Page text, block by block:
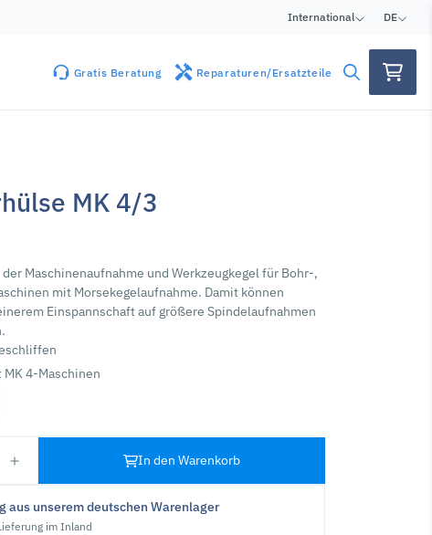
International DE
Gratis Beratung Reparaturen/Ersatzteile
MK 4/3
Maschinenaufnahme und Werkzeugkegel für Bohr-,
mit Morsekegelaufnahme. Damit können
Einspannschaft auf größere Spindelaufnahmen
4-Maschinen
In den Warenkorb
aus unserem deutschen Warenlager
im Inland